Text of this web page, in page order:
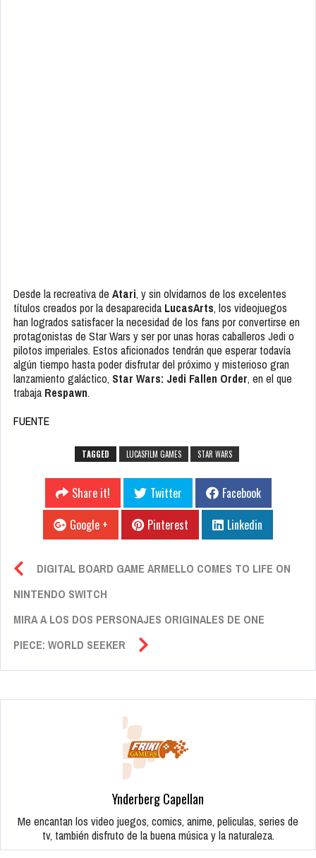
Desde la recreativa de Atari, y sin olvidarnos de los excelentes
títulos creados por la desaparecida LucasArts, los videojuegos
han logrados satisfacer la necesidad de los fans por convertirse en
protagonistas de Star Wars y ser por unas horas caballeros Jedi o
pilotos imperiales. Estos aficionados tendrán que esperar todavía
algún tiempo hasta poder disfrutar del próximo y misterioso gran
lanzamiento galáctico, Star Wars: Jedi Fallen Order, en el que
trabaja Respawn.
FUENTE
TAGGED LUCASFILM GAMES STAR WARS
Share it! Twitter
Facebook
Google +
Pinterest Linkedin
DIGITAL BOARD GAME ARMELLO COMES TO LIFE ON
NINTENDO SWITCH
MIRA A LOS DOS PERSONAJES ORIGINALES DE ONE
PIECE: WORLD SEEKER
Ynderberg Capellan
Me encantan los video juegos, comics, anime, peliculas, series de
tv, también disfruto de la buena música y la naturaleza.